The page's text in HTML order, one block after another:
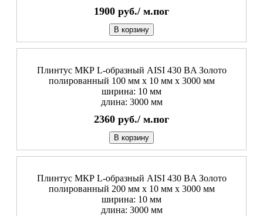
1900 руб./ м.пог
В корзину
Плинтус МКР L-образный AISI 430 BA Золото
полированный 100 мм x 10 мм х 3000 мм
ширина: 10 мм
длина: 3000 мм
2360 руб./ м.пог
В корзину
Плинтус МКР L-образный AISI 430 BA Золото
полированный 200 мм x 10 мм х 3000 мм
ширина: 10 мм
длина: 3000 мм